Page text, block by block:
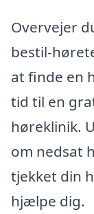
Overvejer
bestil-
at finde en
tid til en
høreklinik.
om nedsat
tjekket din
hjælpe dig.